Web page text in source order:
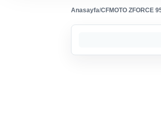
Anasayfa/CFMOTO ZFORCE